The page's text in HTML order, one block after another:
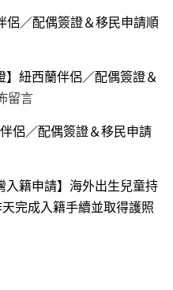
侶／配偶簽證＆移民申請順
】紐西蘭伴侶／配偶簽證＆
留言
伴侶／配偶簽證＆移民申請
入籍申請】海外出生兒童持
完成入籍手續並取得護照